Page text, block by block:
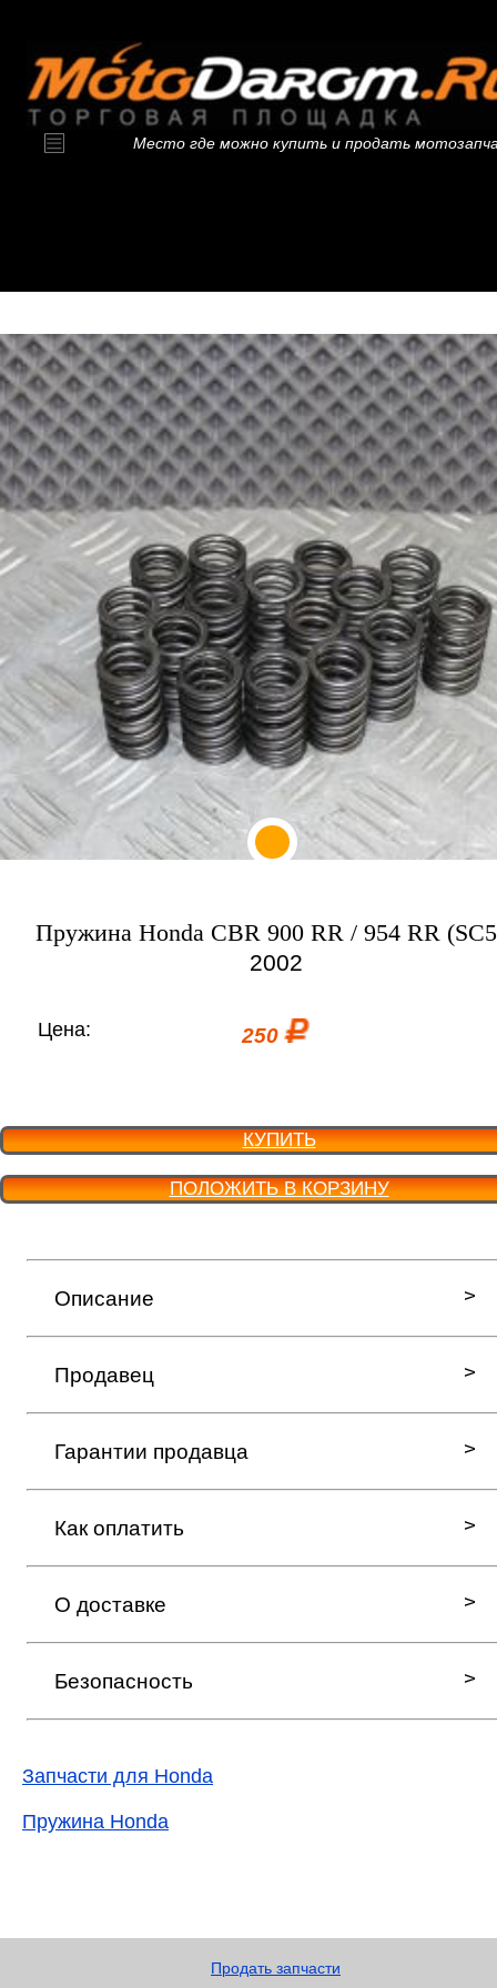
Место где можно купить и продать
Пружина Honda CBR 900 RR / 954 RR
2002
Цена: 250
КУПИТЬ
ПОЛОЖИТЬ В КОРЗИНУ
Описание
Продавец
Гарантии продавца
Как оплатить
О доставке
Безопасность
Запчасти для Honda
Пружина Honda
Продать запчасти